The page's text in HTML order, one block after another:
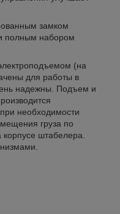
замком
полным набором
(на
для работы в
надежны. Подъем и
необходимости
груза по
штабелера.